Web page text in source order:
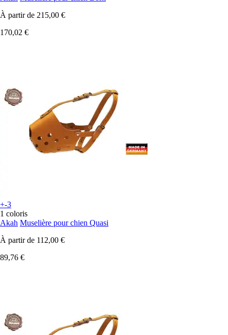
À partir de 215,00 €
170,02 €
+-3
1 coloris
Akah Muselière pour chien Quasi
À partir de 112,00 €
89,76 €